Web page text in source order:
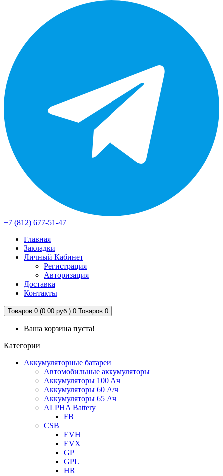
+7 (812) 677-51-47
Главная
Закладки
Личный Кабинет
Регистрация
Авторизация
Доставка
Контакты
Товаров 0 (0.00 руб.) 0 Товаров 0
Ваша корзина пуста!
Категории
Аккумуляторные батареи
Автомобильные аккумуляторы
Аккумуляторы 100 Ач
Аккумуляторы 60 А/ч
Аккумуляторы 65 Ач
ALPHA Battery
FB
CSB
EVH
EVX
GP
GPL
HR